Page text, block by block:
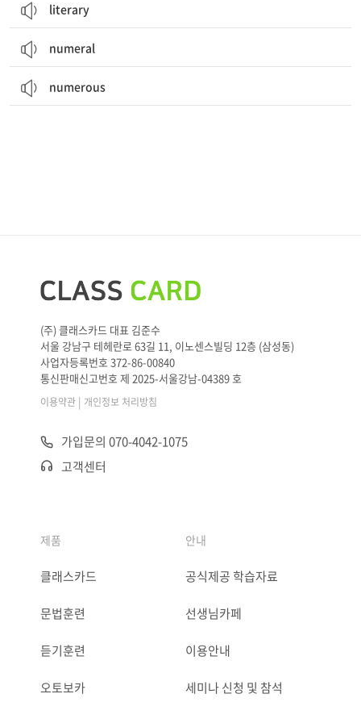
literary
numeral
numerous
(주) 클래스카드 대표 김준수
서울 강남구 테헤란로 63길 11, 이노센스빌딩 12층 (삼성동)
사업자등록번호 372-86-00840
통신판매신고번호 제 2025-서울강남-04389 호
이용약관 | 개인정보 처리방침
가입문의 070-4042-1075
고객센터
제품
클래스카드
문법훈련
듣기훈련
오토보카
안내
공식제공 학습자료
선생님카페
이용안내
세미나 신청 및 참석